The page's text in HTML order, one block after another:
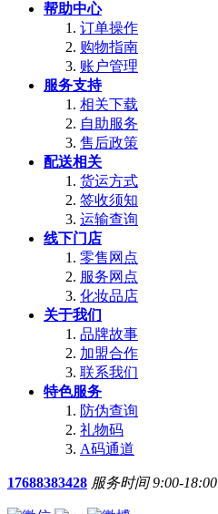
帮助中心
订单操作
购物指南
账户管理
服务支持
相关下载
自助服务
售后政策
配送相关
货运方式
签收须知
运输查询
线下门店
零售网点
服务网点
化妆品店
关于我们
品牌故事
加盟合作
联系我们
特色服务
防伪查询
礼物码
A码通道
17688383428 服务时间 9:00-18:00